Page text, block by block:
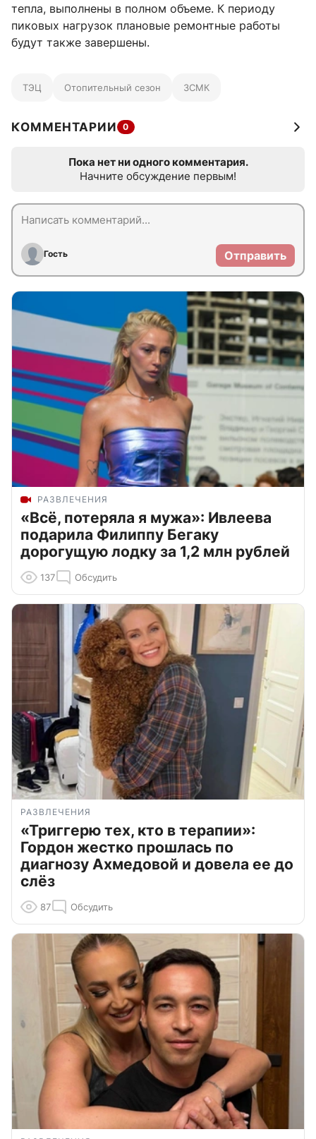
тепла, выполнены в полном объеме. К периоду
пиковых нагрузок плановые ремонтные работы
будут также завершены.
ТЭЦ Отопительный сезон ЗСМК
КОММЕНТАРИИ 0
Пока нет ни одного комментария.
Начните обсуждение первым!
Гость Отправить
РАЗВЛЕЧЕНИЯ
«Всё, потеряла я мужа»: Ивлеева
подарила Филиппу Бегаку
дорогущую лодку за 1,2 млн рублей
137 Обсудить
РАЗВЛЕЧЕНИЯ
«Триггерю тех, кто в терапии»:
Гордон жестко прошлась по
диагнозу Ахмедовой и довела ее до
слёз
87 Обсудить